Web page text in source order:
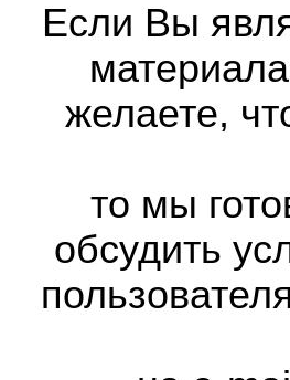
Если Вы
желаете,
то мы
обсудить